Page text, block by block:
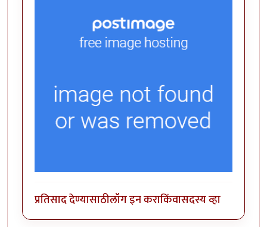
प्रतिसाद देण्यासाठीलॉग इन कराकिंवासदस्य व्हा